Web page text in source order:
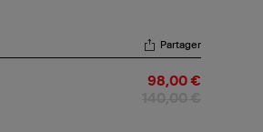
Partager
98,00 €